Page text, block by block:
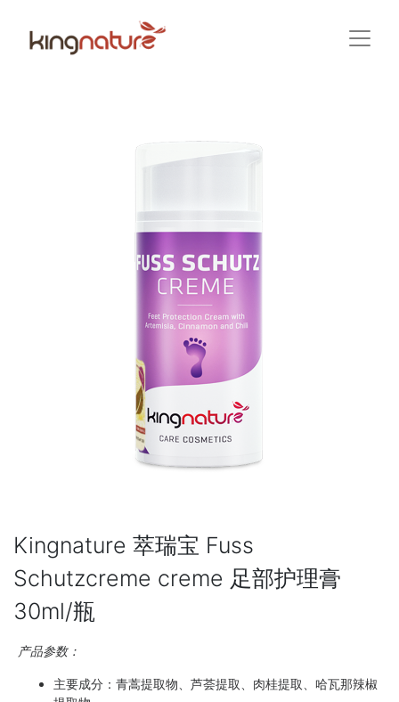
Kingnature 萃瑞宝 Fuss
Schutzcreme creme 足部护理膏
30ml/瓶
产品参数：
主要成分：青蒿提取物、芦荟提取、肉桂提取、哈瓦那辣椒